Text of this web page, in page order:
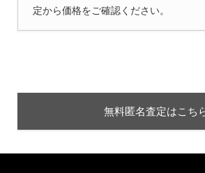
定から価格をご確認ください。
無料匿名査定はこち